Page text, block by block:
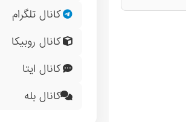
کانال تلگرام
کانال روبیکا
کانال ایتا
کانال بله